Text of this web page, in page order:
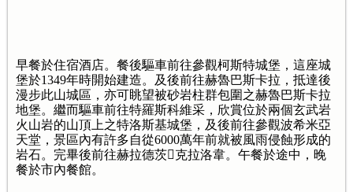
早餐於住宿酒店。餐後驅車前往參觀柯斯特城堡，這座城
堡於1349年時開始建造。及後前往赫魯巴斯卡拉，抵達後
漫步此山城區，亦可眺望被砂岩柱群包圍之赫魯巴斯卡拉
地堡。繼而驅車前往特羅斯科維采，欣賞位於兩個玄武岩
火山岩的山頂上之特洛斯基城堡，及後前往參觀波希米亞
天堂，景區內有許多自從6000萬年前就被風雨侵蝕形成的
岩石。完畢後前往赫拉德茨克拉洛韋。午餐於途中，晚
餐於市內餐館。